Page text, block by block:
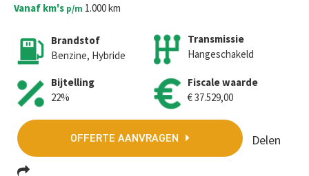
Vanaf km's p/m 1.000 km
Brandstof
Benzine, Hybride
Bijtelling
22%
Transmissie
Hangeschakeld
Fiscale waarde
€ 37.529,00
OFFERTE AANVRAGEN Delen